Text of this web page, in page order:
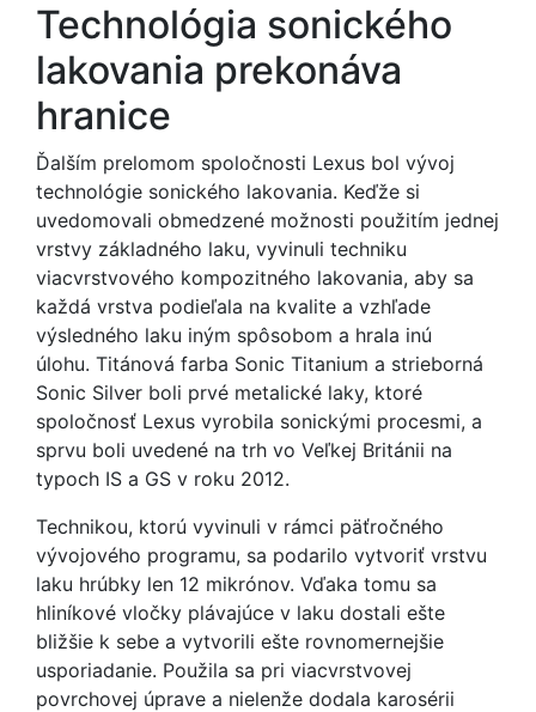
Technológia sonického
lakovania prekonáva
hranice
Ďalším prelomom spoločnosti Lexus bol vývoj
technológie sonického lakovania. Keďže si
uvedomovali obmedzené možnosti použitím jednej
vrstvy základného laku, vyvinuli techniku
viacvrstvového kompozitného lakovania, aby sa
každá vrstva podieľala na kvalite a vzhľade
výsledného laku iným spôsobom a hrala inú
úlohu. Titánová farba Sonic Titanium a strieborná
Sonic Silver boli prvé metalické laky, ktoré
spoločnosť Lexus vyrobila sonickými procesmi, a
sprvu boli uvedené na trh vo Veľkej Británii na
typoch IS a GS v roku 2012.
Technikou, ktorú vyvinuli v rámci päťročného
vývojového programu, sa podarilo vytvoriť vrstvu
laku hrúbky len 12 mikrónov. Vďaka tomu sa
hliníkové vločky plávajúce v laku dostali ešte
bližšie k sebe a vytvorili ešte rovnomernejšie
usporiadanie. Použila sa pri viacvrstvovej
povrchovej úprave a nielenže dodala karosérii